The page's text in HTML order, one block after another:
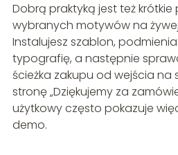
Dobrą praktyką jest też krótkie
wybranych motywów na
Instalujesz szablon,
typografię, a następnie
ścieżka zakupu od wejścia na
stronę „Dziękujemy za
użytkowy często pokazuje
demo.